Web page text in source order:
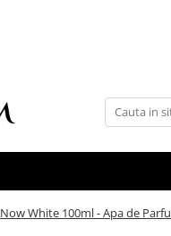
Now White 100ml - Apa de